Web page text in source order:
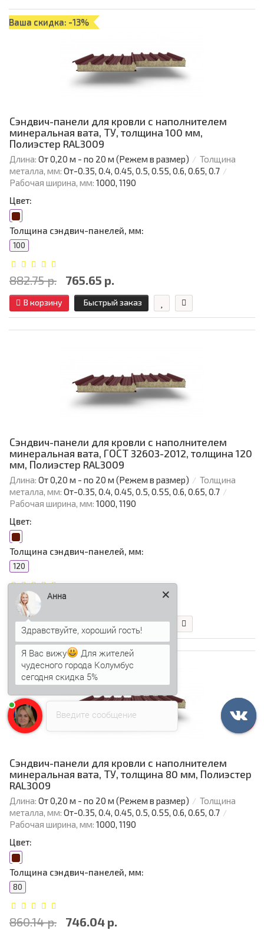
Ваша скидка: -13%
Сэндвич-панели для кровли с наполнителем
минеральная вата, ТУ, толщина 100 мм,
Полиэстер RAL3009
Длина: От 0,20 м - по 20 м (Режем в размер)
Толщина
металла, мм: От-0.35, 0.4, 0.45, 0.5, 0.55, 0.6, 0.65, 0.7
Рабочая ширина, мм: 1000, 1190
Цвет:
Толщина сэндвич-панелей, мм:
100
882.75 р. 765.65 р.
В корзину Быстрый заказ
Сэндвич-панели для кровли с наполнителем
минеральная вата, ГОСТ 32603-2012, толщина 120
мм, Полиэстер RAL3009
Длина: От 0,20 м - по 20 м (Режем в размер)
Толщина
металла, мм: От-0.35, 0.4, 0.45, 0.5, 0.55, 0.6, 0.65, 0.7
Рабочая ширина, мм: 1000, 1190
Цвет:
Толщина сэндвич-панелей, мм:
120
956.73 р.
В корзину Быстрый заказ
Ваша скидка: -13%
Сэндвич-панели для кровли с наполнителем
минеральная вата, ТУ, толщина 80 мм, Полиэстер
RAL3009
Длина: От 0,20 м - по 20 м (Режем в размер)
Толщина
металла, мм: От-0.35, 0.4, 0.45, 0.5, 0.55, 0.6, 0.65, 0.7
Рабочая ширина, мм: 1000, 1190
Цвет:
Толщина сэндвич-панелей, мм:
80
860.14 р. 746.04 р.
Введите сообщение
Анна
Здравствуйте, хороший гость!
Я Вас вижу
Для жителей
чудесного города Колумбус
сегодня скидка 5%
Аннапечатает...